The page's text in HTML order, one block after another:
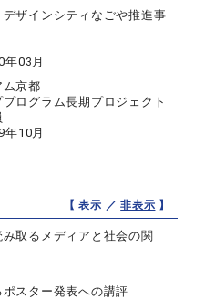
ザインシティなごや推進事
03月
ム京都
ログラム長期プロジェクト
10月
【 表示 ／非表示 】
取るメディアと社会の関
スター発表への講評